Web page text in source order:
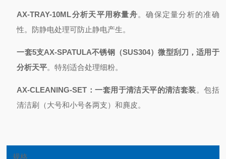
AX-TRAY-10ML分析天平用称量舟。确保定量分析的准确
性。防静电处理可防止静电产生。
一套5支AX-SPATULA不锈钢（SUS304）微型刮刀，适用于
分析天平。特别适合处理细粉。
AX-CLEANING-SET：一套用于清洁天平的清洁套装。包括
清洁刷（大号和小号各两支）和麂皮。
规格